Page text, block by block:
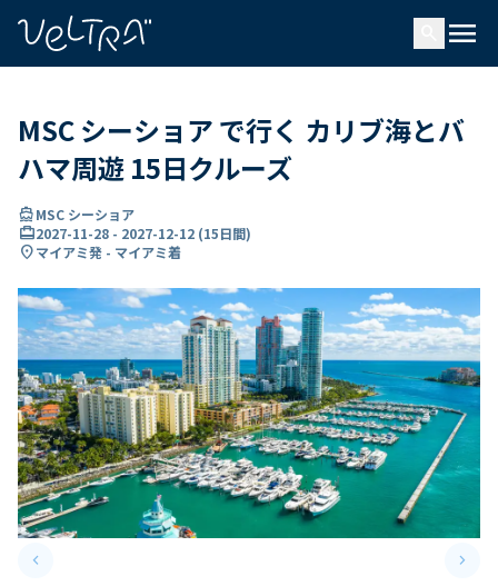
menu
MSC シーショア で行く カリブ海とバ
ハマ周遊 15日クルーズ
directions_boatMSC シーショア
card_travel2027-11-28 - 2027-12-12 (15日間)
location_onマイアミ発 - マイアミ着
keyboard_arrow_leftPrevious slide keyboard_arrow_right